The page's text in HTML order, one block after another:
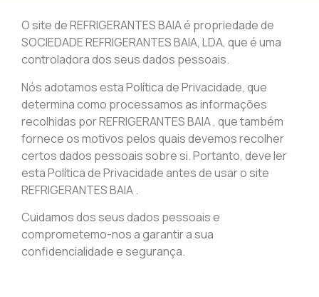
O site de REFRIGERANTES BAIA é propriedade de
SOCIEDADE REFRIGERANTES BAIA, LDA, que é uma
controladora dos seus dados pessoais.
Nós adotamos esta Política de Privacidade, que
determina como processamos as informações
recolhidas por REFRIGERANTES BAIA , que também
fornece os motivos pelos quais devemos recolher
certos dados pessoais sobre si. Portanto, deve ler
esta Política de Privacidade antes de usar o site
REFRIGERANTES BAIA .
Cuidamos dos seus dados pessoais e
comprometemo-nos a garantir a sua
confidencialidade e segurança.